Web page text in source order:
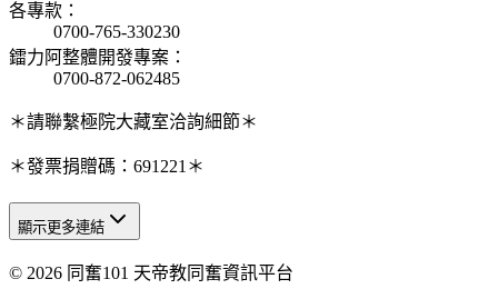
各專款 ：
0700-765-330230
鐳力阿整體開發專案 ：
0700-872-062485
＊請聯繫極院大藏室洽詢細節＊
＊發票捐贈碼：691221＊
天人研究總院
顯示更多連結
© 2026 同奮101 天帝教同奮資訊平台